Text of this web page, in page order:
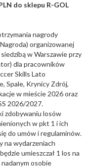
do sklepu R-GOL
nagrody
organizowanej
w Warszawie przy
dla pracowników
Skills Lato
Spale, Krynicy Zdrój,
w mieście 2026 oraz
2026/2027.
zdobywaniu losów
w pkt 1 i ich
do umów i regulaminów.
na wydarzeniach
umieszczał 1 los na
osobie